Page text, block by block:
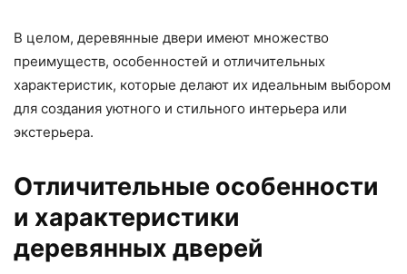
В целом, деревянные двери имеют множество
преимуществ, особенностей и отличительных
характеристик, которые делают их идеальным выбором
для создания уютного и стильного интерьера или
экстерьера.
Отличительные особенности
и характеристики
деревянных дверей